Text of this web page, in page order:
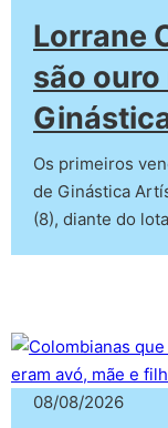
Lorrane
são
Os primeiros
de Ginástica
(8), diante do
08/08/2026